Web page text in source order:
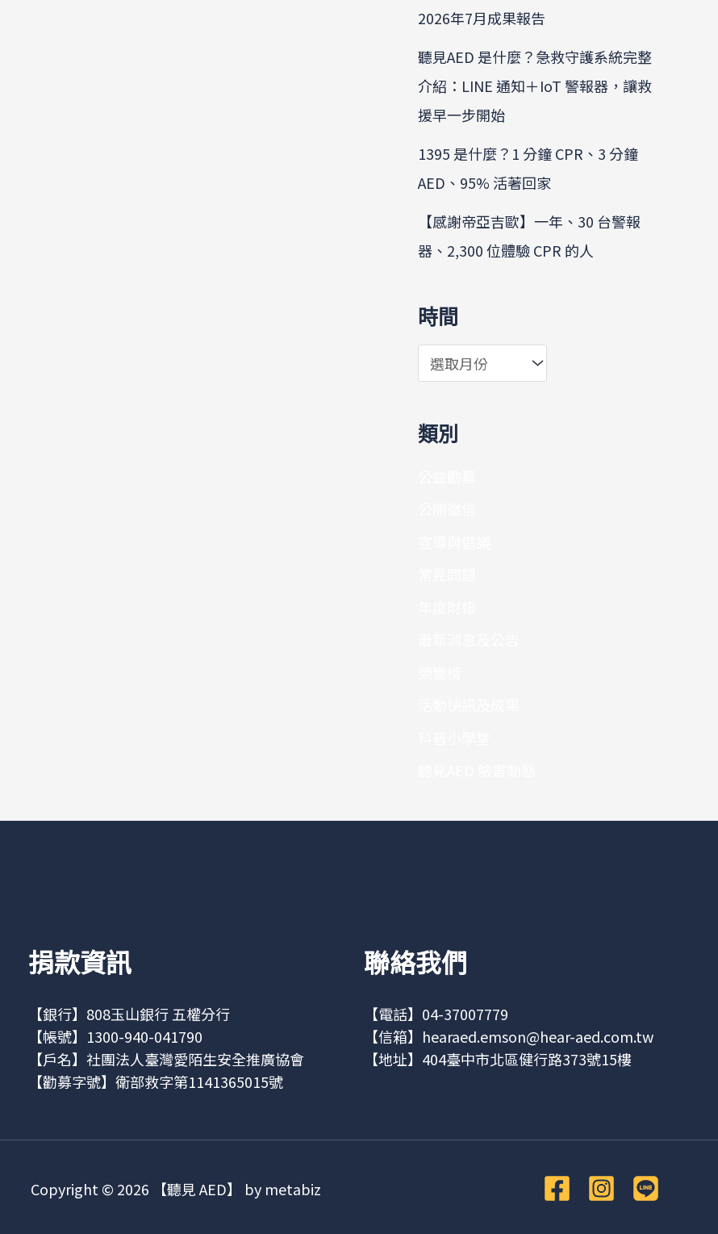
2026年7月成果報告
聽見AED 是什麼？急救守護系統完整
介紹：LINE 通知＋IoT 警報器，讓救
援早一步開始
1395 是什麼？1 分鐘 CPR、3 分鐘
AED、95% 活著回家
【感謝帝亞吉歐】一年、30 台警報
器、2,300 位體驗 CPR 的人
時間
類別
捐款資訊
【銀行】808玉山銀行 五權分行
【帳號】1300-940-041790
【戶名】社團法人臺灣愛陌生安全推廣協會
【勸募字號】衛部救字第1141365015號
聯絡我們
【電話】04-37007779
【信箱】 hearaed.emson@hear-aed.com.tw
【地址】 404臺中市北區健行路373號15樓
Copyright © 2026 【聽見 AED】 by metabiz